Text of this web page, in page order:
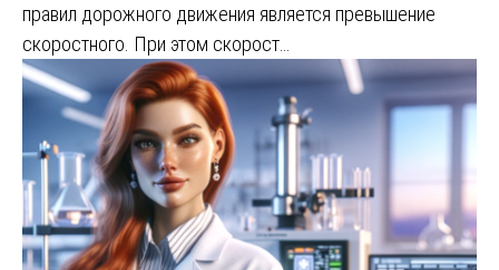
правил дорожного движения является превышение
скоростного. При этом скорост…